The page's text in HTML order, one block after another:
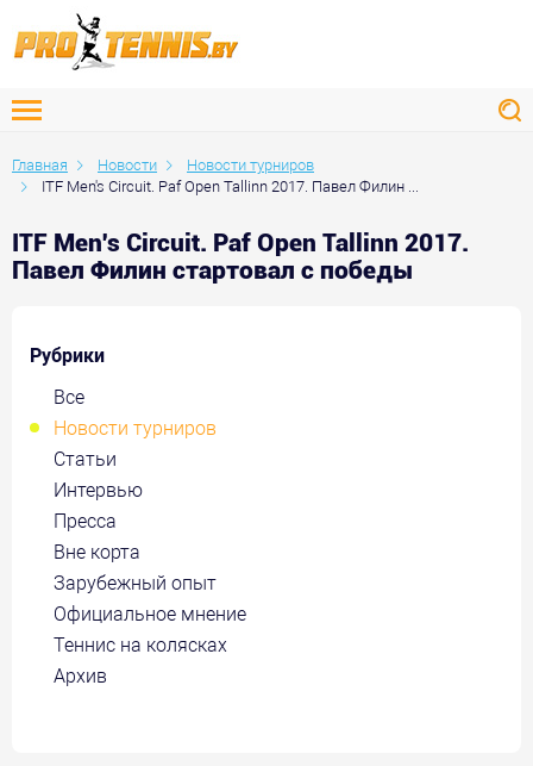
Главная Новости
Новости турниров
ITF Men's Circuit. Paf Open Tallinn 2017. Павел Филин ...
ITF Men's Circuit. Paf Open Tallinn 2017.
Павел Филин стартовал с победы
Рубрики
Все
Новости турниров
Статьи
Интервью
Пресса
Вне корта
Зарубежный опыт
Официальное мнение
Теннис на колясках
Архив